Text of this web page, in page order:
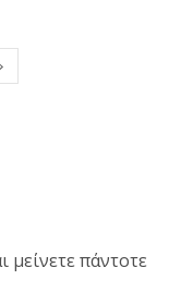
μείνετε πάντοτε